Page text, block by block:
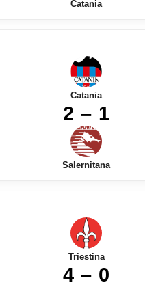
Catania
Catania
2 – 1
Salernitana
Triestina
4 – 0